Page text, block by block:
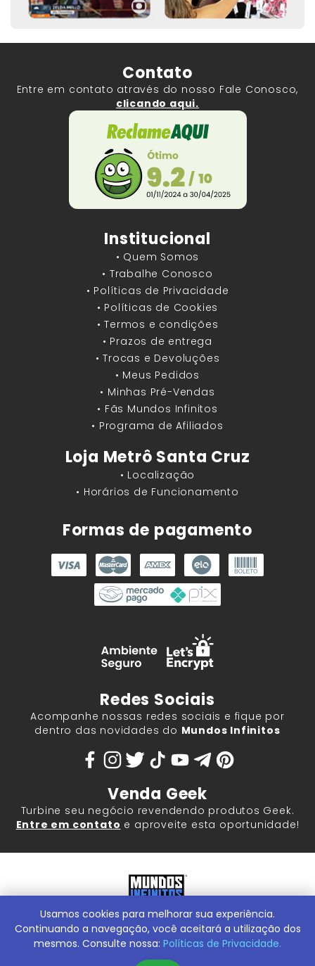
Contato
Entre em contato através do nosso Fale Conosco,
clicando aqui.
Institucional
• Quem Somos
• Trabalhe Conosco
• Políticas de Privacidade
• Políticas de Cookies
• Termos e condições
• Prazos de entrega
• Trocas e Devoluções
• Meus Pedidos
• Minhas Pré-Vendas
• Fãs Mundos Infinitos
• Programa de Afiliados
Loja Metrô Santa Cruz
• Localização
• Horários de Funcionamento
Formas de pagamento
Redes Sociais
Acompanhe nossas redes sociais e fique por
dentro das novidades do Mundos Infinitos
Venda Geek
Turbine seu negócio revendendo produtos Geek.
Entre em contato e aproveite esta oportunidade!
Mundos Infinitos - Publicações e Geek Store |ContentStuff
Publicações e Assinaturas Ltda. CNPJ - 05.859.917/0001-60.
Conheça nossa Loja Física:Rua Machado Bitencourt, 291 -
Usamos cookies para melhorar sua experiência.
Continuando a navegação, você aceitará a utilização dos
mesmos. Consulte nossa: Políticas de Privacidade.